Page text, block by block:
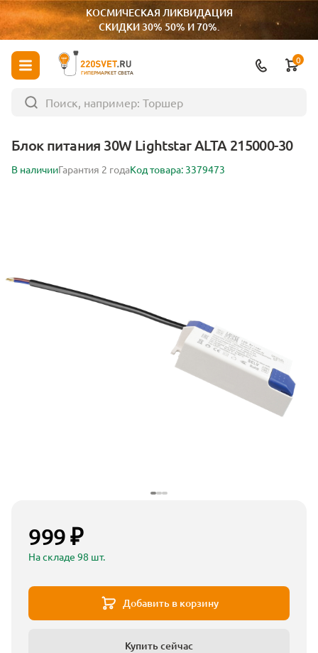
КОСМИЧЕСКАЯ ЛИКВИДАЦИЯ
СКИДКИ 30% 50% И 70%.
ГИПЕРМАРКЕТ СВЕТА
0
Блок питания 30W Lightstar ALTA 215000-30
В наличииГарантия 2 годаКод товара: 3379473
999 ₽
На складе 98 шт.
Добавить в корзину
Купить сейчас